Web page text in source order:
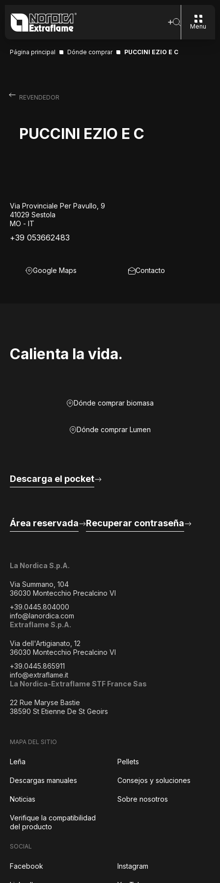
Menu
Página principal Dónde comprar PUCCINI EZIO E C
REVENDEDOR
PUCCINI EZIO E C
Via Provinciale Per Pavullo, 9
41029 Sestola
MO - IT
+39 053662483
Google Maps Contacto
Calienta la vida.
Dónde comprar biomasa
Dónde comprar Lumen
La Nordica S.p.A.
Via Summano, 104
36030 Montecchio Precalcino VI
+39.0445.804000
info@lanordica.com
Extraflame S.p.A.
Via dell'Artigianato, 12
36030 Montecchio Precalcino VI
+39.0445.865911
info@extraflame.it
La Nordica-Extraflame STF France Sas
22 Rue Maryse Bastie
38590 St Etienne De St Geoirs
Descarga el pocket
Área reservada Recuperar contraseña
MAPA DEL SITIO
Leña Pellets
Descargas manuales Consejos y soluciones
Noticias Sobre nosotros
Verifique la compatibilidad
del producto
SOCIAL
Facebook Instagram